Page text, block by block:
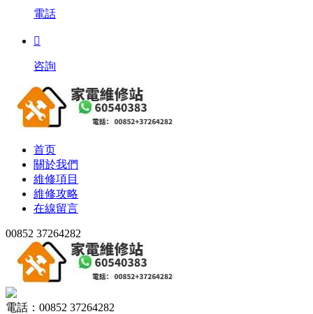
電話

咨詢
首页
關於我們
維修項目
維修攻略
在線留言
00852 37264282
電話：00852 37264282